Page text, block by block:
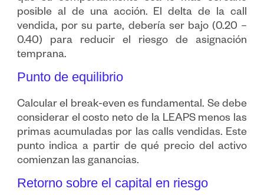
posible al de una acción. El delta de la call
vendida, por su parte, debería ser bajo (0.20 –
0.40) para reducir el riesgo de asignación
temprana.
Punto de equilibrio
Calcular el break-even es fundamental. Se debe
considerar el costo neto de la LEAPS menos las
primas acumuladas por las calls vendidas. Este
punto indica a partir de qué precio del activo
comienzan las ganancias.
Retorno sobre el capital en riesgo